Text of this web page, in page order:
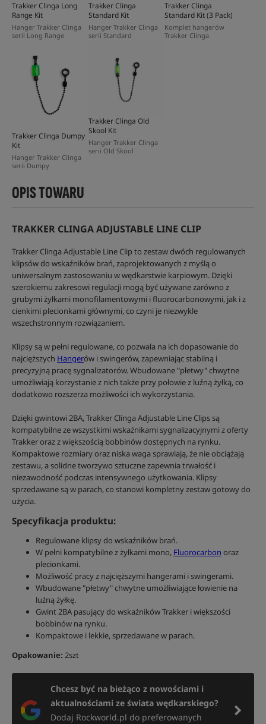
Trakker Clinga Long
Range Kit
Hanger Trakker Clinga
serii Long Range
Trakker Clinga
Standard Kit
Hanger Trakker Clinga
serii Standard
Trakker Clinga
Standard Kit (3 Pack)
Komplet hangerów
Trakker Clinga
Trakker Clinga Dumpy
Kit
Hanger Trakker Clinga
serii Dumpy
Trakker Clinga Old
Skool Kit
Hanger Trakker Clinga
serii Old Skool
OPIS TOWARU
TRAKKER CLINGA ADJUSTABLE LINE CLIP
Trakker Clinga Adjustable Line Clip to zestaw dwóch regulowanych
klipsów do wskaźników brań, zaprojektowanych z myślą o
uniwersalnym zastosowaniu w wędkarstwie karpiowym. Dzięki
szerokiemu zakresowi regulacji mogą być używane zarówno z
grubymi żyłkami monofilamentowymi i fluorocarbonowymi, jak i z
cienkimi plecionkami głównymi, co czyni je niezwykle
wszechstronnym rozwiązaniem.
Klipsy są w pełni regulowane, co pozwala na ich dopasowanie do
najcięższych Hangerów i swingerów, zapewniając stabilną i
precyzyjną pracę sygnalizatorów. Wbudowane "płetwy" chwytne
umożliwiają korzystanie z nich także przy połowie z luźną żyłką, co
dodatkowo rozszerza możliwości ich wykorzystania.
Dzięki gwintowi 2BA, Trakker Clinga Adjustable Line Clips są
kompatybilne ze wszystkimi wskaźnikami sygnalizacyjnymi z oferty
Trakker oraz z większością bobbinów dostępnych na rynku.
Kompaktowe rozmiary oraz niska waga sprawiają, że nie obciążają
zestawu, a solidne tworzywo sztuczne zapewnia trwałość i
niezawodność podczas intensywnego użytkowania. Klipsy
sprzedawane są w parach, co stanowi kompletny zestaw gotowy do
użycia.
Specyfikacja produktu:
Regulowane klipsy do wskaźników brań.
W pełni kompatybilne z żyłkami mono, Fluorocarbon oraz
plecionkami.
Możliwość pracy z najcięższymi hangerami i swingerami.
Wbudowane "płetwy" chwytne umożliwiające łowienie na
luźną żyłkę.
Gwint 2BA pasujący do wskaźników Trakker i większości
bobbinów na rynku.
Kompaktowe i lekkie, sprzedawane w parach.
Opakowanie: 2szt
Chcesz być na bieżąco z nowościami i
aktualnościami ze świata wędkarskiego?
Dodaj Rockworld.pl do preferowanych